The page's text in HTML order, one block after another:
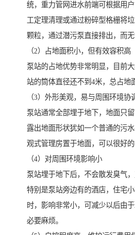
统，重力管网进水前端可根据用
工定理清理或通过粉碎型格栅将
颗粒，通过潜污泵直接排出，而无
（2）占地面积小，但有效容积高
泵站的占地优势非常明显，目前
站的筒体直径还不到4米，总占地
（3）外形美观，易与周围环境协
泵站通常全部埋于地下，地面只留
露出地面形状犹如一个普通的污
观式管理房置于地面，可以很好的
（4）对周围环境影响小
泵站埋于地下后，不会散发臭气，
特别是泵站旁边有的酒店，住宅
时，影响非常小，可减少以后由
必要麻烦。